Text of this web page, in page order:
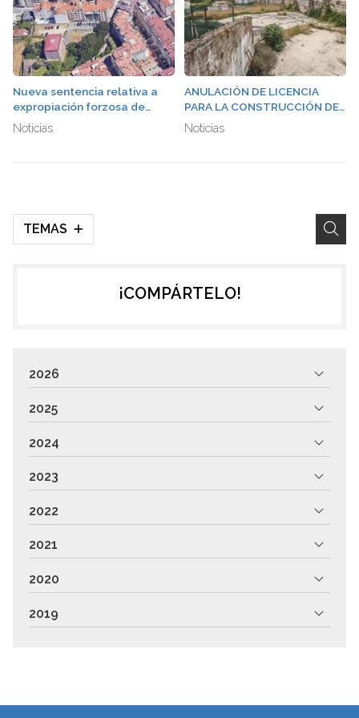
TEMAS
Nueva sentencia relativa a
expropiación forzosa de
suelo dotacional en
Pontevedra
Noticias
ANULACIÓN DE LICENCIA
PARA LA CONSTRUCCIÓN DE
TANATORIO EN
INMEDIACIONES DE LAS
Noticias
¡COMPÁRTELO!
2026
2025
2024
2023
2022
2021
2020
2019